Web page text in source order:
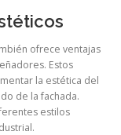
ofrece ventajas
Estos
la estética del
de la fachada.
estilos